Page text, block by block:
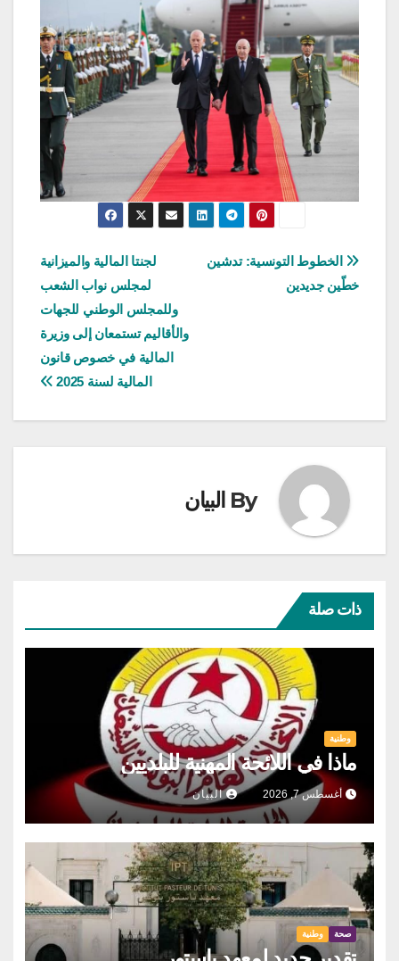
تصفّح
المقالات
لجنتا المالية والميزانية
لمجلس نواب الشعب
وللمجلس الوطني للجهات
والأقاليم تستمعان إلى وزيرة
المالية في خصوص قانون
المالية لسنة 2025
الخطوط التونسية: تدشين
خطّين جديدين
By البيان
ذات صلة
وطنية
ماذا في اللائحة المهنية للبلديين
أغسطس 7, 2026 البيان
صحة وطنية